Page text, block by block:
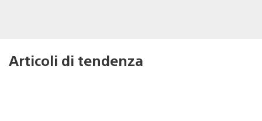
Articoli di tendenza